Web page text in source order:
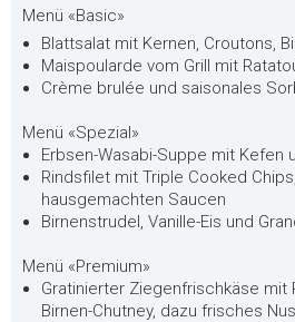
Menü «Basic»
Blattsalat mit Kernen, Croutons,
Maispoularde vom Grill mit
Crème brulée und saisonales
Menü «Spezial»
Erbsen-Wasabi-Suppe mit Kefen
Rindsfilet mit Triple Cooked
hausgemachten Saucen
Birnenstrudel, Vanille-Eis und
Menü «Premium»
Gratinierter Ziegenfrischkäse mit
Birnen-Chutney, dazu frisches